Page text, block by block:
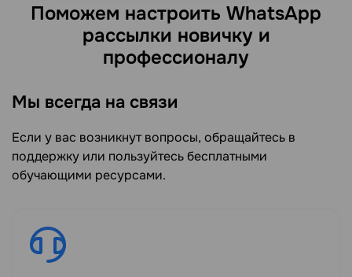
Поможем настроить WhatsApp
рассылки новичку и
профессионалу
Мы всегда на связи
Если у вас возникнут вопросы, обращайтесь в
поддержку или пользуйтесь бесплатными
обучающими ресурсами.